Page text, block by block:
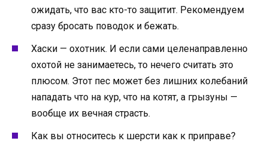
ожидать, что вас кто-то защитит. Рекомендуем
сразу бросать поводок и бежать.
Хаски — охотник. И если сами целенаправленно
охотой не занимаетесь, то нечего считать это
плюсом. Этот пес может без лишних колебаний
нападать что на кур, что на котят, а грызуны —
вообще их вечная страсть.
Как вы относитесь к шерсти как к приправе?